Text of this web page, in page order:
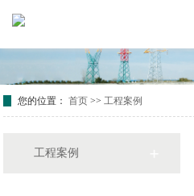
您的位置：首页 >>工程案例
工程案例